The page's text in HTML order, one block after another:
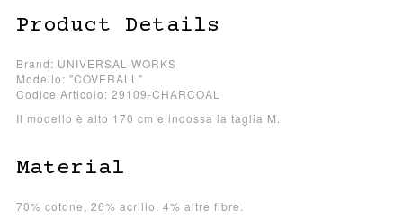
Product Details
Brand: UNIVERSAL WORKS
Modello: "COVERALL"
Codice Articolo: 29109-CHARCOAL
Il modello è alto 170 cm e indossa la taglia M.
Material
70% cotone, 26% acrilio, 4% altre fibre.